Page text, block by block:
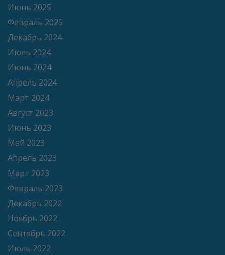
Июнь 2025
Февраль 2025
Декабрь 2024
Июль 2024
Июнь 2024
Апрель 2024
Март 2024
Август 2023
Июнь 2023
Май 2023
Апрель 2023
Март 2023
Февраль 2023
Декабрь 2022
Ноябрь 2022
Сентябрь 2022
Июль 2022